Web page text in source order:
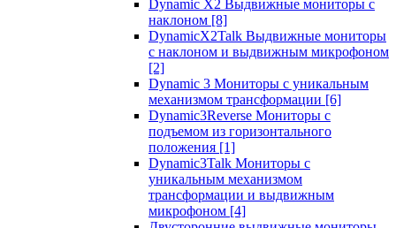
Dynamic X2 Выдвижные мониторы с
наклоном [8]
DynamicX2Talk Выдвижные мониторы
с наклоном и выдвижным микрофоном
[2]
Dynamic 3 Мониторы с уникальным
механизмом трансформации [6]
Dynamic3Reverse Мониторы с
подъемом из горизонтального
положения [1]
Dynamic3Talk Мониторы с
уникальным механизмом
трансформации и выдвижным
микрофоном [4]